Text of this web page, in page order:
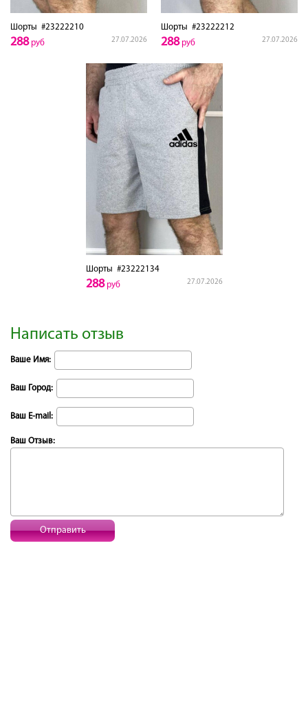
Шорты #23222210
27.07.2026
288руб
Шорты #23222212
27.07.2026
288руб
Шорты #23222134
27.07.2026
288руб
Написать отзыв
Ваше Имя:
Ваш Город:
Ваш E-mail:
Ваш Отзыв:
Отправить